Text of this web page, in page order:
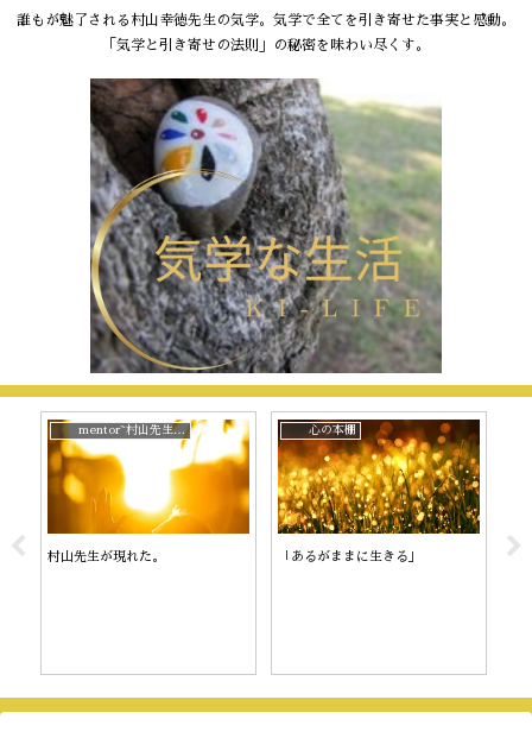
誰もが魅了される村山幸徳先生の気学。気学で全てを引き寄せた事実と感動。
「気学と引き寄せの法則」の秘密を味わい尽くす。
mentor~村山先生と。
村山先生が現れた。
心の本棚
「あるがままに生きる」 陰